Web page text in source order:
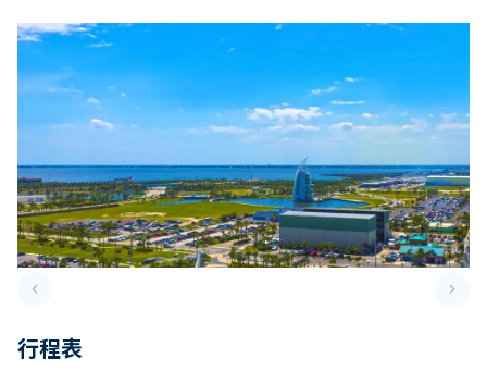
keyboard_arrow_leftPrevious slide keyboard_arrow_right
行程表